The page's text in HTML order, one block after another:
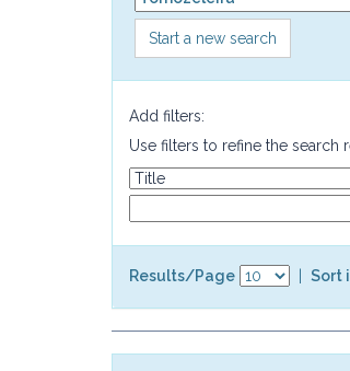
Start a new search
Add filters:
Use filters to refine the search
Results/Page Sort